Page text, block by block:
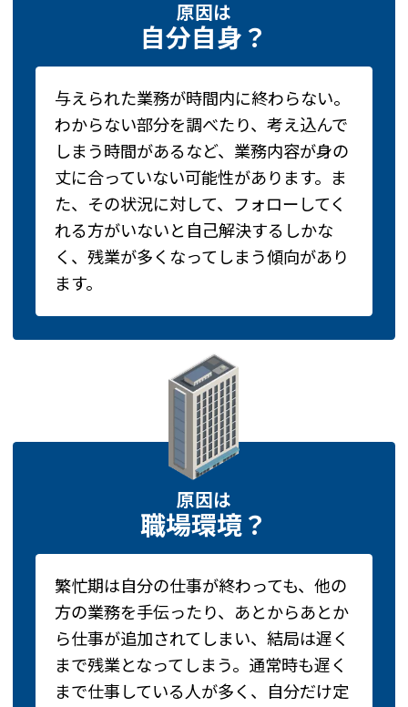
原因は
自分自身？
与えられた業務が時間内に終わらない。
わからない部分を調べたり、考え込んで
しまう時間があるなど、業務内容が身の
丈に合っていない可能性があります。ま
た、その状況に対して、フォローしてく
れる方がいないと自己解決するしかな
く、残業が多くなってしまう傾向があり
ます。
原因は
職場環境？
繁忙期は自分の仕事が終わっても、他の
方の業務を手伝ったり、あとからあとか
ら仕事が追加されてしまい、結局は遅く
まで残業となってしまう。通常時も遅く
まで仕事している人が多く、自分だけ定